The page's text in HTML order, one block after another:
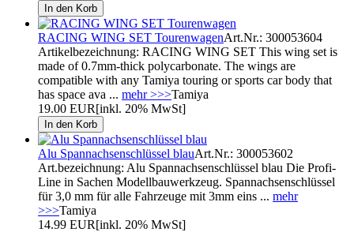
RACING WING SET TourenwagenArt.Nr.: 300053604
Artikelbezeichnung: RACING WING SET This wing set is
made of 0.7mm-thick polycarbonate. The wings are
compatible with any Tamiya touring or sports car body that
has space ava ... mehr >>>Tamiya
19.00 EUR[inkl. 20% MwSt]
Alu Spannachsenschlüssel blauArt.Nr.: 300053602
Art.bezeichnung: Alu Spannachsenschlüssel blau Die Profi-
Line in Sachen Modellbauwerkzeug. Spannachsenschlüssel
für 3,0 mm für alle Fahrzeuge mit 3mm eins ... mehr
>>>Tamiya
14.99 EUR[inkl. 20% MwSt]